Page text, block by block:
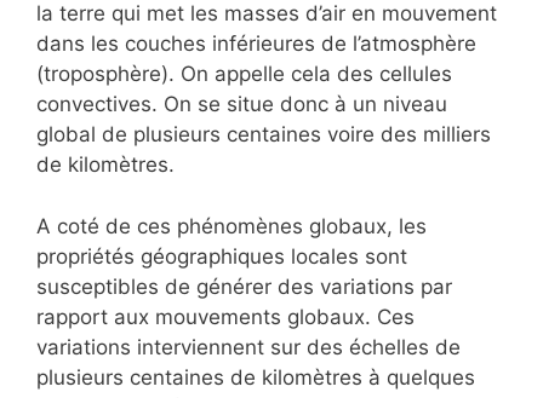
la terre qui met les masses d’air en mouvement
dans les couches inférieures de l’atmosphère
(troposphère). On appelle cela des cellules
convectives. On se situe donc à un niveau
global de plusieurs centaines voire des milliers
de kilomètres.
A coté de ces phénomènes globaux, les
propriétés géographiques locales sont
susceptibles de générer des variations par
rapport aux mouvements globaux. Ces
variations interviennent sur des échelles de
plusieurs centaines de kilomètres à quelques